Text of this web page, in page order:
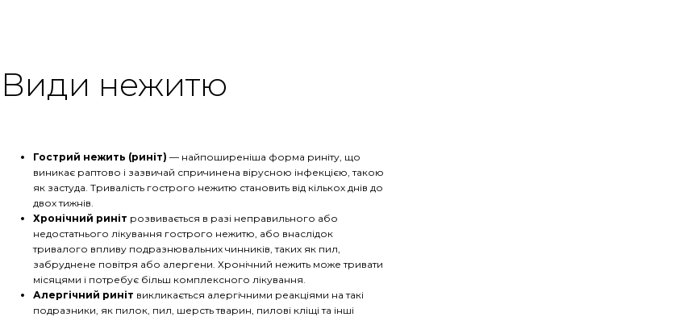
Види нежитю
Гострий нежить (риніт) — найпоширеніша форма риніту, що
виникає раптово і зазвичай спричинена вірусною інфекцією, такою
як застуда. Тривалість гострого нежитю становить від кількох днів до
двох тижнів.
Хронічний риніт розвивається в разі неправильного або
недостатнього лікування гострого нежитю, або внаслідок
тривалого впливу подразнювальних чинників, таких як пил,
забруднене повітря або алергени. Хронічний нежить може тривати
місяцями і потребує більш комплексного лікування.
Алергічний риніт викликається алергічними реакціями на такі
подразники, як пилок, пил, шерсть тварин, пилові кліщі та інші